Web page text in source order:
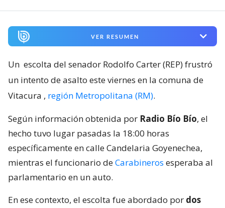
VER RESUMEN
Un escolta del senador Rodolfo Carter (REP) frustró
un intento de asalto este viernes en la comuna de
Vitacura , región Metropolitana (RM).
Según información obtenida por Radio Bío Bío, el
hecho tuvo lugar pasadas la 18:00 horas
específicamente en calle Candelaria Goyenechea,
mientras el funcionario deCarabineros esperaba al
parlamentario en un auto.
En ese contexto, el escolta fue abordado por dos